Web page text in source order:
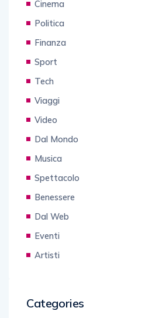
Cinema
Politica
Finanza
Sport
Tech
Viaggi
Video
Dal Mondo
Musica
Spettacolo
Benessere
Dal Web
Eventi
Artisti
Categories